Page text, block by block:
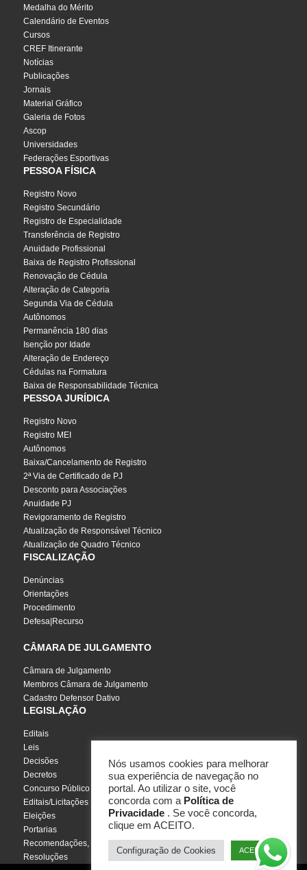
Medalha do Mérito
Calendário de Eventos
Cursos
CREF Itinerante
Notícias
Publicações
Jornais
Material Gráfico
Galeria de Fotos
Ascop
Universidades
Federações Esportivas
PESSOA FÍSICA
Registro Novo
Registro Secundário
Registro de Especialidade
Transferência de Registro
Anuidade Profissional
Baixa de Registro Profissional
Renovação de Cédula
Alteração de Categoria
Segunda Via de Cédula
Autônomos
Permanência 180 dias
Isenção por Idade
Alteração de Endereço
Cédulas na Formatura
Baixa de Responsabilidade Técnica
PESSOA JURÍDICA
Registro Novo
Registro MEI
Autônomos
Baixa/Cancelamento de Registro
2ª Via de Certificado de PJ
Desconto para Associações
Anuidade PJ
Revigoramento de Registro
Atualização de Responsável Técnico
Atualização de Quadro Técnico
FISCALIZAÇÃO
Denúncias
Orientações
Procedimento
Defesa|Recurso
CÂMARA DE JULGAMENTO
Câmara de Julgamento
Membros Câmara de Julgamento
Cadastro Defensor Dativo
LEGISLAÇÃO
Editais
Leis
Decisões
Decretos
Concurso Público
Editais/Licitações
Eleições
Portarias
Recomendações, Pareceres e Notas
Resoluções
Nós usamos cookies para melhorar
sua experiência de navegação no
portal. Ao utilizar o site, você
concorda com a Política de
Privacidade . Se você concorda,
clique em ACEITO.
Configuração de Cookies ACEITO